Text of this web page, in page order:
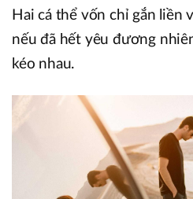
Hai cá thể vốn chỉ gắn liền
nếu đã hết yêu đương
kéo nhau.